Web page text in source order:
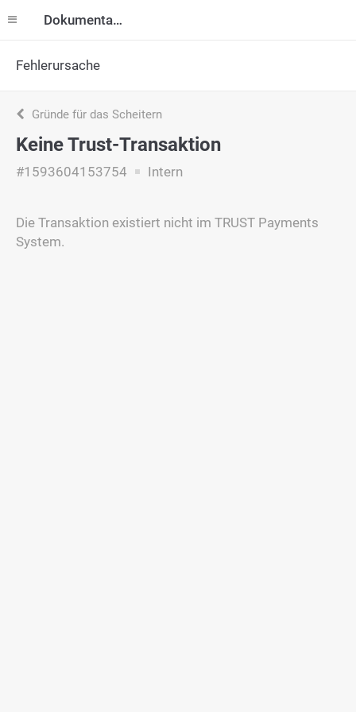
Dokumentation
Fehlerursache
Gründe für das Scheitern
Keine Trust-Transaktion
#1593604153754 Intern
Die Transaktion existiert nicht im TRUST Payments
System.